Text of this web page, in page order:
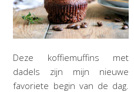
Deze koffiemuffins met
dadels zijn mijn nieuwe
favoriete begin van de dag.